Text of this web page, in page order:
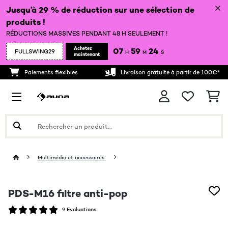
Jusqu’à 29 % de réduction sur une sélection de
produits !
RÉDUCTIONS MASSIVES PENDANT 48 H SEULEMENT !
FULLSWING29
Achetez
maintenant
07 H 59 M 24 S
Paiements flexibles Livraison gratuite à partir de 100€*
Multimédia et accessoires
PDS-M16 filtre anti-pop
9 Evaluations